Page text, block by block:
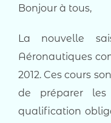
Bonjour à tous,
La nouvelle
Aéronautiques
2012. Ces cours
de préparer les
qualification